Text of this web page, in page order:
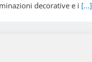
decorative e i [...]